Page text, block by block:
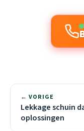
← VORIGE
Lekkage schuin
oplossingen